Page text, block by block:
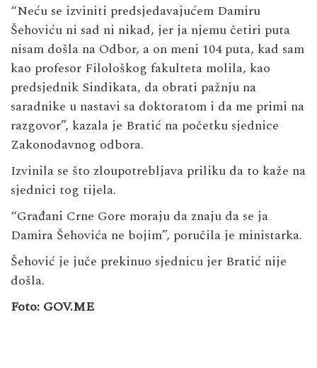
“Neću se izviniti predsjedavajućem Damiru
Šehoviću ni sad ni nikad, jer ja njemu četiri puta
nisam došla na Odbor, a on meni 104 puta, kad sam
kao profesor Filološkog fakulteta molila, kao
predsjednik Sindikata, da obrati pažnju na
saradnike u nastavi sa doktoratom i da me primi na
razgovor”, kazala je Bratić na početku sjednice
Zakonodavnog odbora.
Izvinila se što zloupotrebljava priliku da to kaže na
sjednici tog tijela.
“Građani Crne Gore moraju da znaju da se ja
Damira Šehovića ne bojim”, poručila je ministarka.
Šehović je juče prekinuo sjednicu jer Bratić nije
došla.
Foto: GOV.ME